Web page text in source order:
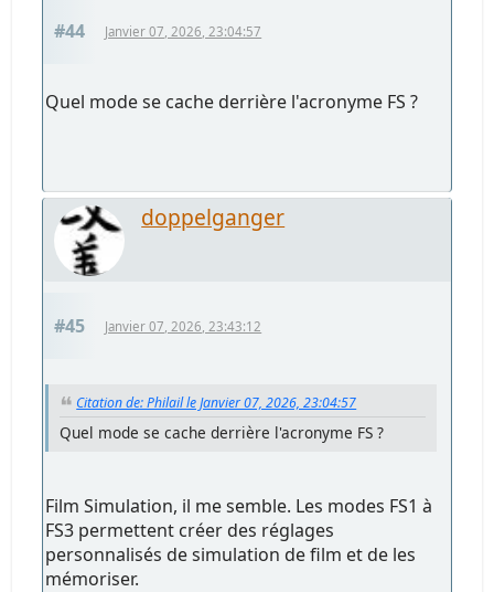
#44 Janvier 07, 2026, 23:04:57
Quel mode se cache derrière l'acronyme FS ?
doppelganger
#45 Janvier 07, 2026, 23:43:12
Citation de: Philail le Janvier 07, 2026, 23:04:57
Quel mode se cache derrière l'acronyme FS ?
Film Simulation, il me semble. Les modes FS1 à
FS3 permettent créer des réglages
personnalisés de simulation de film et de les
mémoriser.